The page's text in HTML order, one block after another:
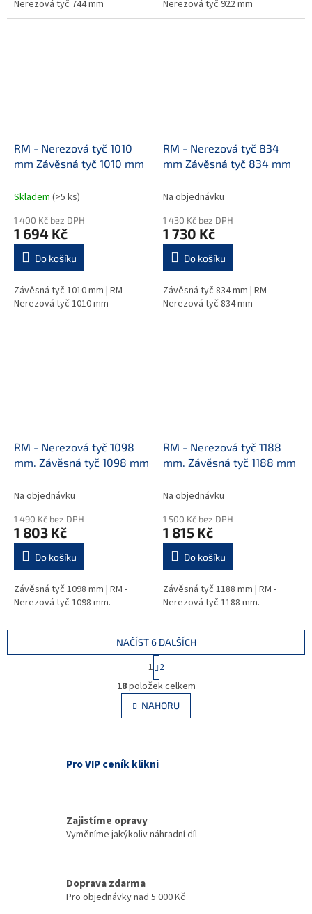
Nerezová tyč 744 mm Nerezová tyč 922 mm
RM - Nerezová tyč 1010
mm Závěsná tyč 1010 mm
Skladem (>5 ks)
1 400 Kč bez DPH
1 694 Kč
Do košíku
Závěsná tyč 1010 mm | RM -
Nerezová tyč 1010 mm
RM - Nerezová tyč 834
mm Závěsná tyč 834 mm
Na objednávku
1 430 Kč bez DPH
1 730 Kč
Do košíku
Závěsná tyč 834 mm | RM -
Nerezová tyč 834 mm
RM - Nerezová tyč 1098
mm. Závěsná tyč 1098 mm
Na objednávku
1 490 Kč bez DPH
1 803 Kč
Do košíku
Závěsná tyč 1098 mm | RM -
Nerezová tyč 1098 mm.
RM - Nerezová tyč 1188
mm. Závěsná tyč 1188 mm
Na objednávku
1 500 Kč bez DPH
1 815 Kč
Do košíku
Závěsná tyč 1188 mm | RM -
Nerezová tyč 1188 mm.
O
v
l
á
c
í
y
i
s
NAČÍST 6 DALŠÍCH
t
r
á
n
k
n
1 2
18položek celkem
NAHORU
Pro VIP ceník klikni
Zajistíme opravy
Vyměníme jakýkoliv náhradní díl
Doprava zdarma
Pro objednávky nad 5 000 Kč